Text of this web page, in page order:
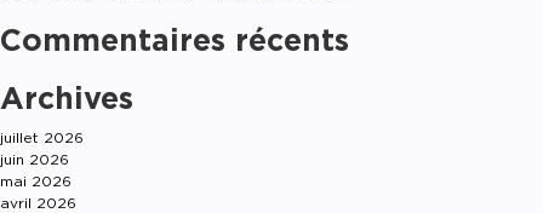
Commentaires récents
Archives
juillet 2026
juin 2026
mai 2026
avril 2026